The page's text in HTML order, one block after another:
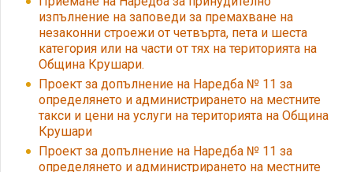
изпълнение на заповеди за премахване на
незаконни строежи от четвърта, пета и шеста
категория или на части от тях на територията на
Община Крушари.
Проект за допълнение на Наредба № 11 за
определянето и администрирането на местните
такси и цени на услуги на територията на Община
Крушари
Проект за допълнение на Наредба № 11 за
определянето и администрирането на местните